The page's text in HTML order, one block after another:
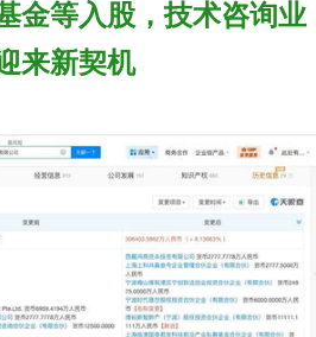
金等入股，技术咨询业
来新契机